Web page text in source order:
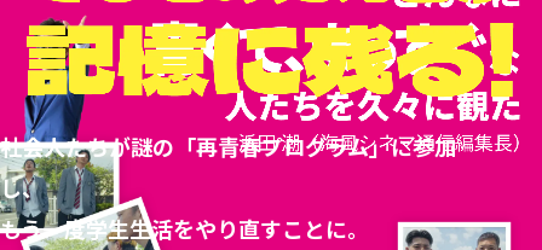
社会人たちが謎の「再青春プログラム」に参加
し、
もう一度学生生活をやり直すことに。